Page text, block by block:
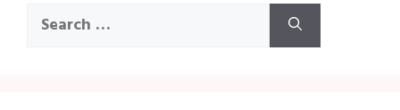
Search